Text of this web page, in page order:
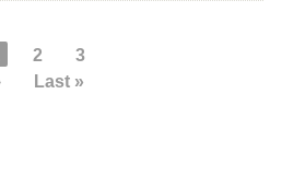
Page
2 Page
3
Last
Last »